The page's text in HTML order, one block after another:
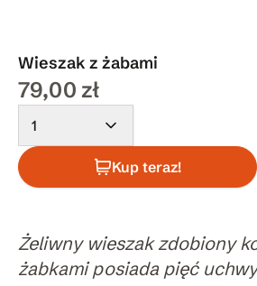
Wieszak z żabami
79,00 zł
1
Kup teraz!
Żeliwny wieszak zdobiony
żabkami posiada pięć